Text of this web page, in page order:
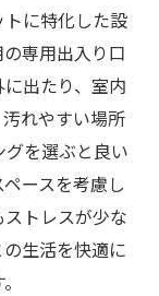
に特化した設
専用出入り口
出たり、室内
れやすい場所
を選ぶと良い
ースを考慮し
トレスが少な
生活を快適に